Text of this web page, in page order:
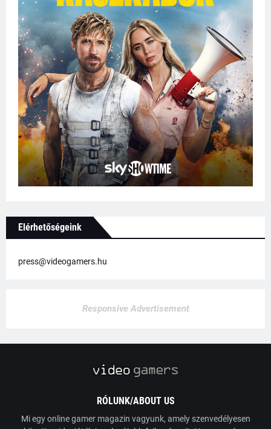
Elérhetőségeink
press@videogamers.hu
Responsive Advertisement
RÓLUNK/ABOUT US
Mi egy online gamer magazin vagyunk, amely szenvedélyesen